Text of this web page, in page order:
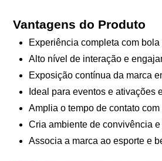
Vantagens do Produto
Experiência completa com bola
Alto nível de interação e
Exposição contínua da marca
Ideal para eventos e ativações
Amplia o tempo de contato com
Cria ambiente de convivência
Associa a marca ao esporte e